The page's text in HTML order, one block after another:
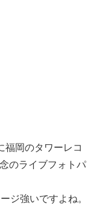
福岡のタワーレコ
のライブフォトパ
ジ強いですよね。